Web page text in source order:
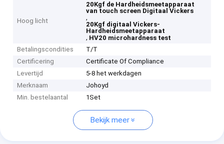
Hoog licht
20Kgf de Hardheidsmeetapparaat
van touch screen Digitaal Vickers
,
20Kgf digitaal Vickers-
Hardheidsmeetapparaat
, HV20 microhardness test
Betalingscondities
T/T
Certificering
Certificate Of Compliance
Levertijd
5-8 het werkdagen
Merknaam
Johoyd
Min. bestelaantal
1Set
Bekijk meer